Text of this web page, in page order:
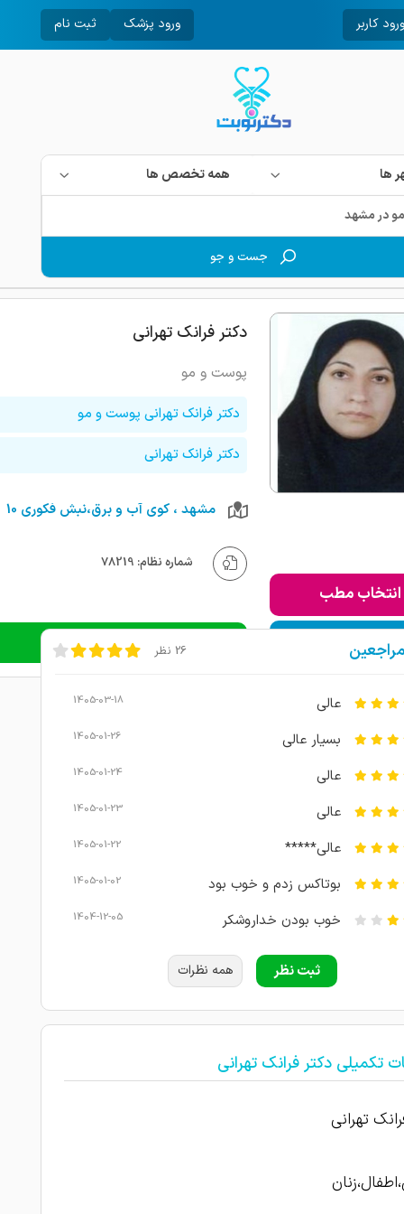
ورود کاربر ورود پزشک ثبت نام
ها همه تخصص ها
جست و جو
انتخاب مطب
به لیست من
دکتر فرانک تهرانی
پوست و مو
دکتر فرانک تهرانی پوست و مو
دکتر فرانک تهرانی
مشهد ، کوی آب و برق،نبش فکوری 10
شماره نظام: 78219
دریافت نوبت تلفنی 26 نظر
عالی 1405-03-18
بسیار عالی 1405-01-26
عالی 1405-01-24
عالی 1405-01-23
عالی***** 1405-01-22
بوتاکس زدم و خوب بود 1405-01-02
خوب بودن خداروشکر 1404-12-05
عالی
عالی
عالی***** 1404-10-02
عالی
چند بار برای ویزیت و برداشتن خال اومدم ‌عالی
ثبت نظر همه نظرات
تکمیلی دکتر فرانک تهرانی
تهرانی